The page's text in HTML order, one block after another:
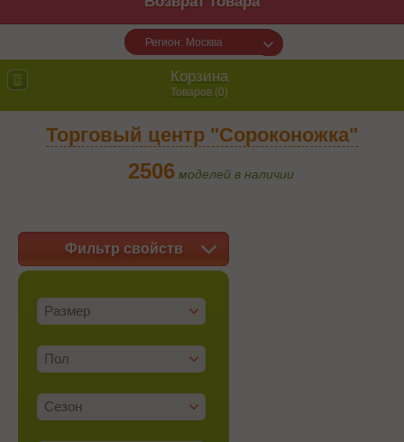
Регион: Москва
Корзина
Товаров (0)
Торговый центр "Сороконожка"
2506 моделей в наличии
Фильтр свойств
Размер
Пол
Сезон